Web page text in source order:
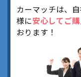
カーマッチは、
様に安心してご
おります！